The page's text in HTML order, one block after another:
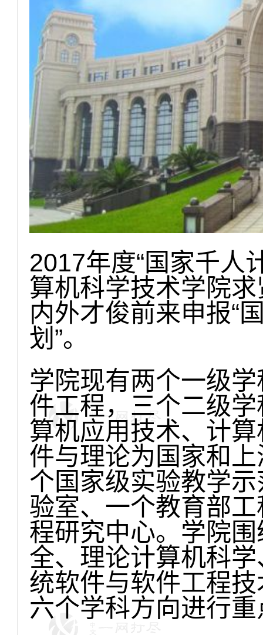
2017年度“国家千人
算机科学技术学院
内外才俊前来申报“
划”。
学院现有两个一级
件工程，三个二级
算机应用技术、计
件与理论为国家和
个国家级实验教学
验室、一个教育部
程研究中心。学院
全、理论计算机科
统软件与软件工程
六个学科方向进行